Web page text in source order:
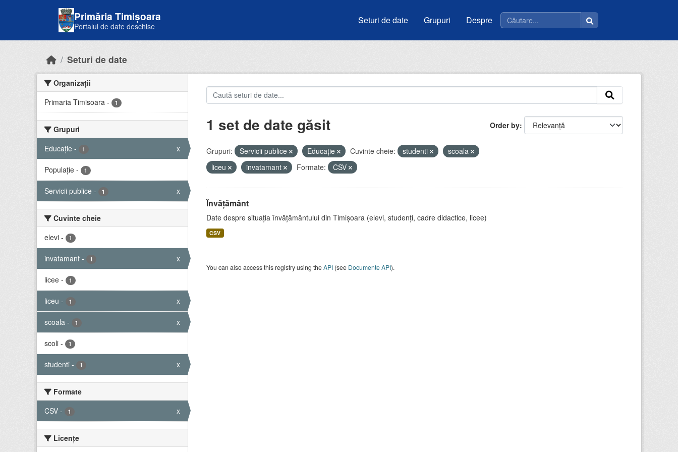
Primăria Timișoara
Portalul de date deschise
Seturi de date Grupuri Despre
Seturi de date
Organizații
Primaria Timisoara - 1
Grupuri
Educație - 1 x
Populație - 1
Servicii publice - 1 x
Cuvinte cheie
elevi - 1
invatamant - 1 x
licee - 1
liceu - 1 x
scoala - 1 x
scoli - 1
studenti - 1 x
Formate
CSV - 1 x
Licenţe
Order by
1 set de date găsit
Grupuri: Servicii publice Educație Cuvinte cheie: studenti
scoala
liceu
invatamant Formate: CSV
Învățământ
Date despre situația învățământului din Timișoara (elevi, studenți, cadre didactice, licee)
CSV
You can also access this registry using theAPI(see Documente API).